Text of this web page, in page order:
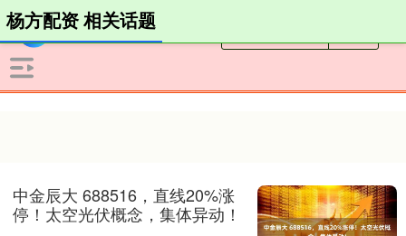
杨方配资 相关话题
中金辰大 688516，直线20%涨
停！太空光伏概念，集体异动！